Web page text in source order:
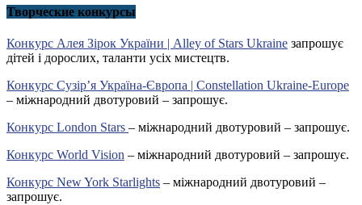
Творческие конкурсы
Конкурс Алея Зірок України | Alley of Stars Ukraine запрошує
дітей і дорослих, таланти усіх мистецтв.
Конкурс Сузір’я Україна-Європа | Constellation Ukraine-Europe
– міжнародний двотуровий – запрошує.
Конкурс London Stars – міжнародний двотуровий – запрошує.
Конкурс World Vision – міжнародний двотуровий – запрошує.
Конкурс New York Starlights – міжнародний двотуровий –
запрошує.